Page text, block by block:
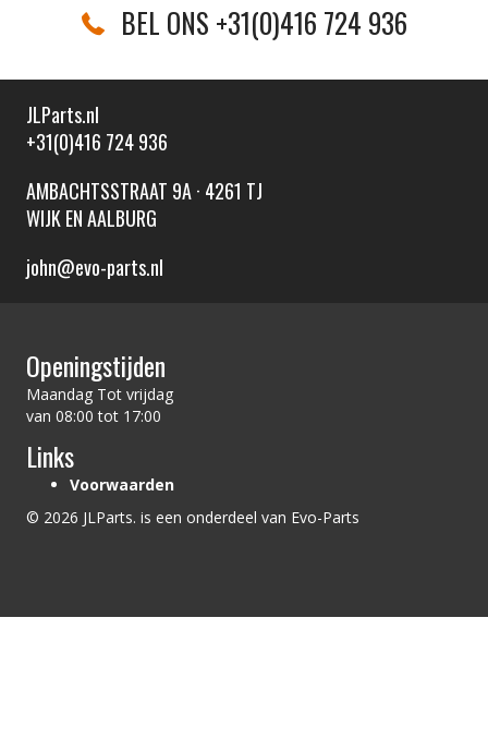
BEL ONS +31(0)416 724 936
JLParts.nl
+31(0)416 724 936
AMBACHTSSTRAAT 9A · 4261 TJ
WIJK EN AALBURG
john@evo-parts.nl
Openingstijden
Maandag Tot vrijdag
van 08:00 tot 17:00
Links
Voorwaarden
© 2026 JLParts. is een onderdeel van Evo-Parts